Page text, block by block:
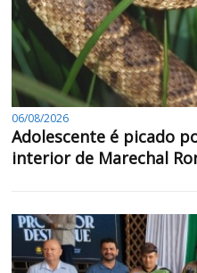
06/08/2026
Adolescente é picado
interior de Marechal